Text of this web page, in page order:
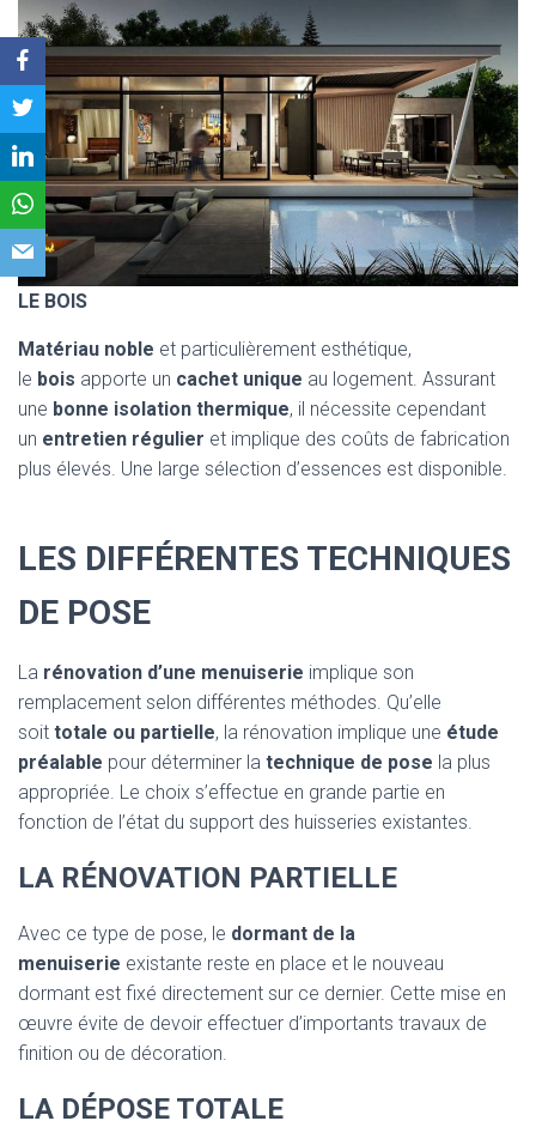
LE BOIS
Matériau noble et particulièrement esthétique,
le bois apporte un cachet unique au logement. Assurant
une bonne isolation thermique, il nécessite cependant
un entretien régulier et implique des coûts de fabrication
plus élevés. Une large sélection d’essences est disponible.
LES DIFFÉRENTES TECHNIQUES
DE POSE
La rénovation d’une menuiserie implique son
remplacement selon différentes méthodes. Qu’elle
soit totale ou partielle, la rénovation implique une étude
préalable pour déterminer la technique de pose la plus
appropriée. Le choix s’effectue en grande partie en
fonction de l’état du support des huisseries existantes.
LA RÉNOVATION PARTIELLE
Avec ce type de pose, le dormant de la
menuiserie existante reste en place et le nouveau
dormant est fixé directement sur ce dernier. Cette mise en
œuvre évite de devoir effectuer d’importants travaux de
finition ou de décoration.
LA DÉPOSE TOTALE